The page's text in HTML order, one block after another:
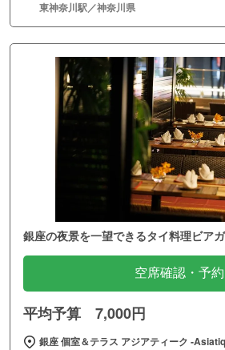
東神奈川駅／神奈川県
銀座の夜景を一望できるタイ料理ビア
空席確認・予約
平均予算 7,000円
銀座 個室＆テラス アジアティーク